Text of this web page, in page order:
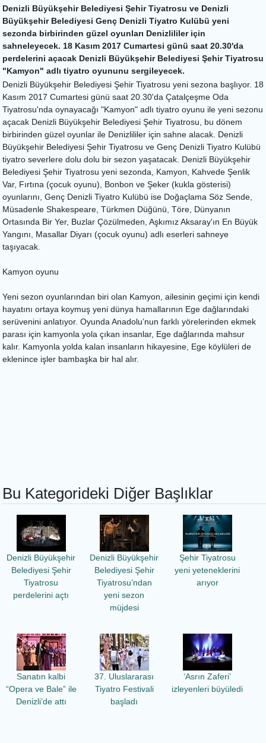
Denizli Büyükşehir Belediyesi Şehir Tiyatrosu ve Denizli
Büyükşehir Belediyesi Genç Denizli Tiyatro Kulübü yeni
sezonda birbirinden güzel oyunları Denizlililer için
sahneleyecek. 18 Kasım 2017 Cumartesi günü saat 20.30'da
perdelerini açacak Denizli Büyükşehir Belediyesi Şehir Tiyatrosu
"Kamyon" adlı tiyatro oyununu sergileyecek.
Denizli Büyükşehir Belediyesi Şehir Tiyatrosu yeni sezona başlıyor. 18
Kasım 2017 Cumartesi günü saat 20.30'da Çatalçeşme Oda
Tiyatrosu'nda oynayacağı "Kamyon" adlı tiyatro oyunu ile yeni sezonu
açacak Denizli Büyükşehir Belediyesi Şehir Tiyatrosu, bu dönem
birbirinden güzel oyunlar ile Denizlililer için sahne alacak. Denizli
Büyükşehir Belediyesi Şehir Tiyatrosu ve Genç Denizli Tiyatro Kulübü
tiyatro severlere dolu dolu bir sezon yaşatacak. Denizli Büyükşehir
Belediyesi Şehir Tiyatrosu yeni sezonda, Kamyon, Kahvede Şenlik
Var, Fırtına (çocuk oyunu), Bonbon ve Şeker (kukla gösterisi)
oyunlarını, Genç Denizli Tiyatro Kulübü ise Doğaçlama Söz Sende,
Müsadenle Shakespeare, Türkmen Düğünü, Töre, Dünyanın
Ortasında Bir Yer, Buzlar Çözülmeden, Aşkımız Aksaray'ın En Büyük
Yangını, Masallar Diyarı (çocuk oyunu) adlı eserleri sahneye
taşıyacak.
Kamyon oyunu
Yeni sezon oyunlarından biri olan Kamyon, ailesinin geçimi için kendi
hayatını ortaya koymuş yeni dünya hamallarının Ege dağlarındaki
serüvenini anlatıyor. Oyunda Anadolu’nun farklı yörelerinden ekmek
parası için kamyonla yola çıkan insanlar, Ege dağlarında mahsur
kalır. Kamyonla yolda kalan insanların hikayesine, Ege köylüleri de
eklenince işler bambaşka bir hal alır.
Bu Kategorideki Diğer Başlıklar
Denizli Büyükşehir
Belediyesi Şehir
Tiyatrosu
perdelerini açtı
Denizli Büyükşehir
Belediyesi Şehir
Tiyatrosu’ndan
yeni sezon
müjdesi
Şehir Tiyatrosu
yeni yeteneklerini
arıyor
Sanatın kalbi
“Opera ve Bale” ile
Denizli’de attı
37. Uluslararası
Tiyatro Festivali
başladı
‘Asrın Zaferi’
izleyenleri büyüledi